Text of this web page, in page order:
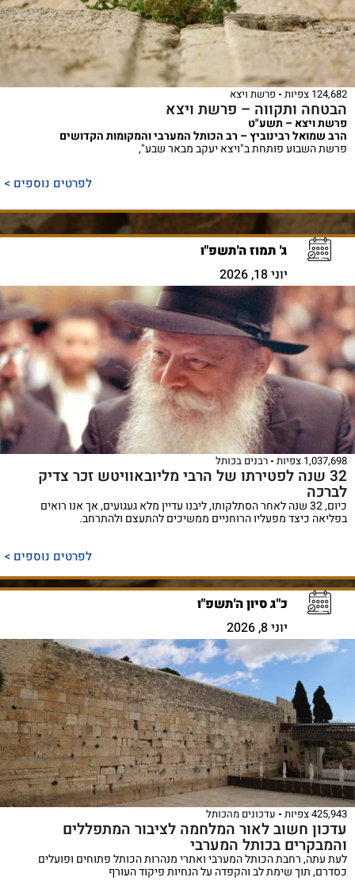
124,682 צפיות פרשת ויצא
הבטחה ותקווה – פרשת ויצא
פרשת ויצא – תשע"ט
הרב שמואל רבינוביץ – רב הכותל המערבי והמקומות הקדושים
פרשת השבוע פותחת ב"ויצא יעקב מבאר שבע",
לפרטים נוספים >
ג' תמוז ה'תשפ"ו
יוני 18, 2026
1,037,698 צפיות רבנים בכותל
32 שנה לפטירתו של הרבי מליובאוויטש זכר צדיק
לברכה
כיום, 32 שנה לאחר הסתלקותו, ליבנו עדיין מלא געגועים, אך אנו רואים
בפליאה כיצד מפעליו הרוחניים ממשיכים להתעצם ולהתרחב.
לפרטים נוספים >
כ"ג סיון ה'תשפ"ו
יוני 8, 2026
425,943 צפיות עדכונים מהכותל
עדכון חשוב לאור המלחמה לציבור המתפללים
והמבקרים בכותל המערבי
לעת עתה, רחבת הכותל המערבי ואתרי מנהרות הכותל פתוחים ופועלים
כסדרם, תוך שימת לב והקפדה על הנחיות פיקוד העורף